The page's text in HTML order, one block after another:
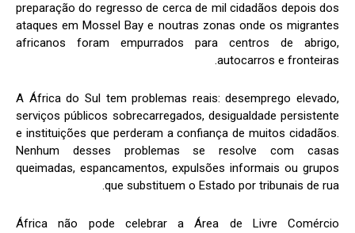
preparação do regresso de cerca de mil cidadãos depois dos
ataques em Mossel Bay e noutras zonas onde os migrantes
africanos foram empurrados para centros de abrigo,
autocarros e fronteiras.
A África do Sul tem problemas reais: desemprego elevado,
serviços públicos sobrecarregados, desigualdade persistente
e instituições que perderam a confiança de muitos cidadãos.
Nenhum desses problemas se resolve com casas
queimadas, espancamentos, expulsões informais ou grupos
que substituem o Estado por tribunais de rua.
África não pode celebrar a Área de Livre Comércio